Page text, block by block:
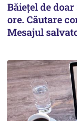
Băiețel de
ore. Căutare
Mesajul